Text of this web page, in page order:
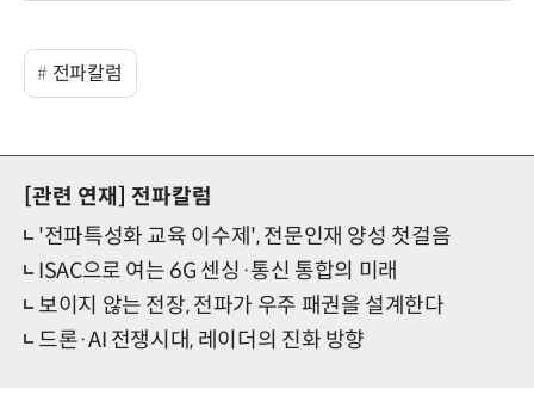
전파칼럼
[관련 연재]
전파칼럼
'전파특성화 교육 이수제', 전문인재 양성 첫걸음
ISAC으로 여는 6G 센싱·통신 통합의 미래
보이지 않는 전장, 전파가 우주 패권을 설계한다
드론·AI 전쟁시대, 레이더의 진화 방향